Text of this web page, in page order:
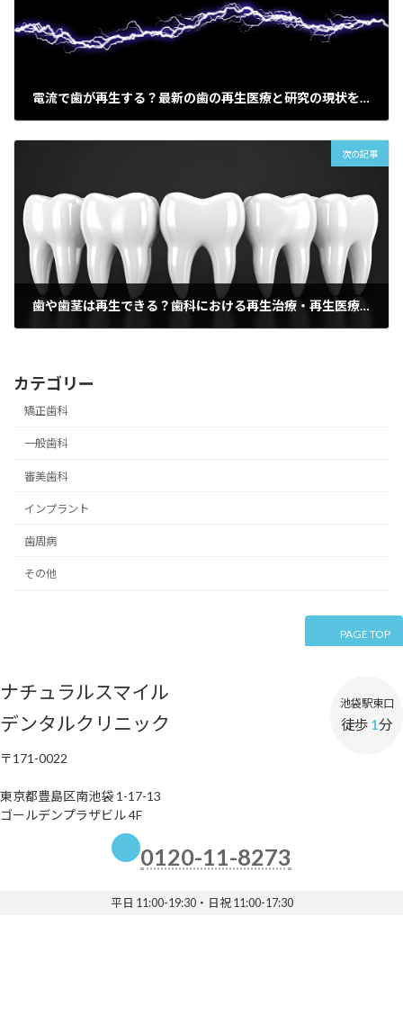
電流で歯が再生する？最新の歯の再生医療と研究の現状を解説
次の記事
歯や歯茎は再生できる？歯科における再生治療・再生医療の現状を解説
カテゴリー
矯正歯科
一般歯科
審美歯科
インプラント
歯周病
その他
PAGE TOP
ナチュラルスマイル
デンタルクリニック
〒171-0022
東京都豊島区南池袋 1-17-13
ゴールデンプラザビル 4F
池袋駅東口
徒歩 1分
0120-11-8273
平日 11:00-19:30・日祝 11:00-17:30